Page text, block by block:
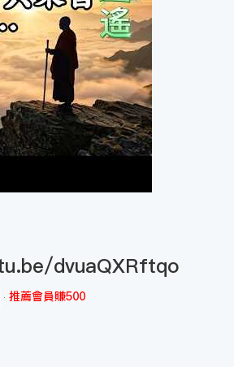
dvuaQXRftqo
推薦會員賺500